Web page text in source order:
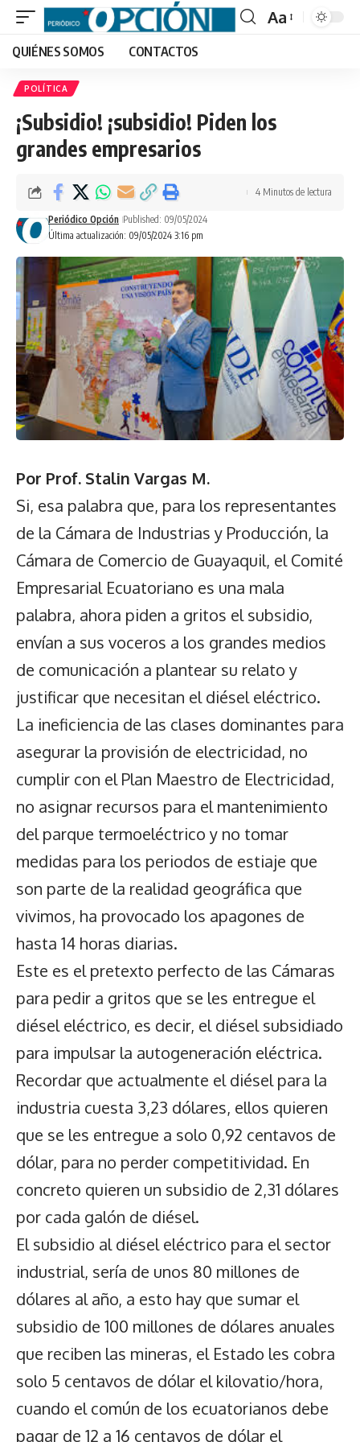
Font
Aa
QUIÉNES SOMOS CONTACTOS
POLÍTICA
¡Subsidio! ¡subsidio! Piden los
grandes empresarios
Última actualización: 09/05/2024 3:16 pm
Periódico Opción Published: 09/05/2024
4 Minutos de lectura
Por Prof. Stalin Vargas M.
Si, esa palabra que, para los representantes
de la Cámara de Industrias y Producción, la
Cámara de Comercio de Guayaquil, el Comité
Empresarial Ecuatoriano es una mala
palabra, ahora piden a gritos el subsidio,
envían a sus voceros a los grandes medios
de comunicación a plantear su relato y
justificar que necesitan el diésel eléctrico.
La ineficiencia de las clases dominantes para
asegurar la provisión de electricidad, no
cumplir con el Plan Maestro de Electricidad,
no asignar recursos para el mantenimiento
del parque termoeléctrico y no tomar
medidas para los periodos de estiaje que
son parte de la realidad geográfica que
vivimos, ha provocado los apagones de
hasta 14 horas diarias.
Este es el pretexto perfecto de las Cámaras
para pedir a gritos que se les entregue el
diésel eléctrico, es decir, el diésel subsidiado
para impulsar la autogeneración eléctrica.
Recordar que actualmente el diésel para la
industria cuesta 3,23 dólares, ellos quieren
que se les entregue a solo 0,92 centavos de
dólar, para no perder competitividad. En
concreto quieren un subsidio de 2,31 dólares
por cada galón de diésel.
El subsidio al diésel eléctrico para el sector
industrial, sería de unos 80 millones de
dólares al año, a esto hay que sumar el
subsidio de 100 millones de dólares anuales
que reciben las mineras, el Estado les cobra
solo 5 centavos de dólar el kilovatio/hora,
cuando el común de los ecuatorianos debe
pagar de 12 a 16 centavos de dólar el